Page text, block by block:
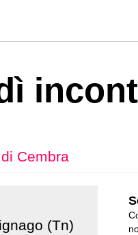
Cembra
(Tn)